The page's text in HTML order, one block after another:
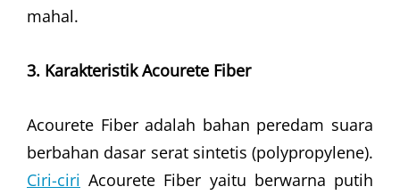
mahal.
3. Karakteristik Acourete Fiber
Acourete Fiber adalah bahan peredam suara
berbahan dasar serat sintetis (polypropylene).
Ciri-ciri Acourete Fiber yaitu berwarna putih